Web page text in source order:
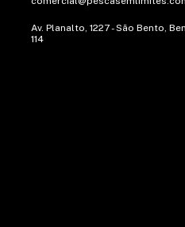
Av. Planalto, 1227 - São Bento,
114